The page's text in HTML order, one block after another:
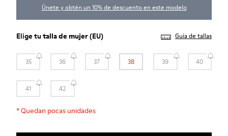
Únete y obtén un 10% de descuento en este modelo
Elige tutalla de mujer(EU) Guía de tallas
35 36 37 38 39 40
41 42
*Quedan pocas unidades